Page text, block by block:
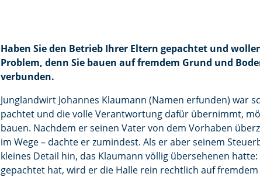
Haben Sie den Betrieb Ihrer Eltern gepachtet und
Problem, denn Sie bauen auf fremdem Grund und
verbunden.
Junglandwirt Johannes Klaumann (Namen erfunden) war
pachtet und die volle Verantwortung dafür übernimmt,
bauen. Nachdem er seinen Vater von dem Vorhaben
im Wege – dachte er zumindest. Als er aber seinem
kleines Detail hin, das Klaumann völlig übersehenen
gepachtet hat, wird er die Halle rein rechtlich auf